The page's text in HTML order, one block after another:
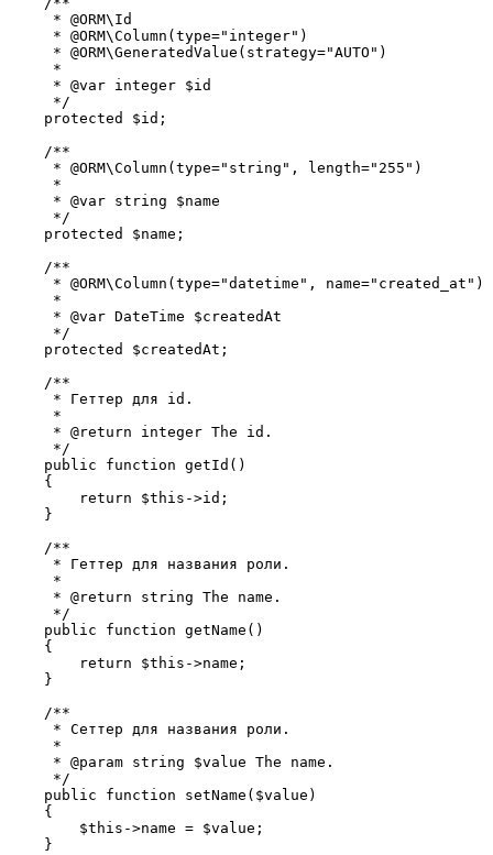
     * @ORM\Id
     * @ORM\Column(type="integer")
     * @ORM\GeneratedValue(strategy="AUTO")
     *
     * @var integer $id
     */
    protected $id;
    /**
     * @ORM\Column(type="string", length="255")
     *
     * @var string $name
     */
    protected $name;
    /**
     * @ORM\Column(type="datetime", name="created_at")
     *
     * @var DateTime $createdAt
     */
    protected $createdAt;
    /**
     * Геттер для id.
     *
     * @return integer The id.
     */
    public function getId()
    {
        return $this->id;
    }
    /**
     * Геттер для названия роли.
     *
     * @return string The name.
     */
    public function getName()
    {
        return $this->name;
    }
    /**
     * Сеттер для названия роли.
     *
     * @param string $value The name.
     */
    public function setName($value)
    {
        $this->name = $value;
    }